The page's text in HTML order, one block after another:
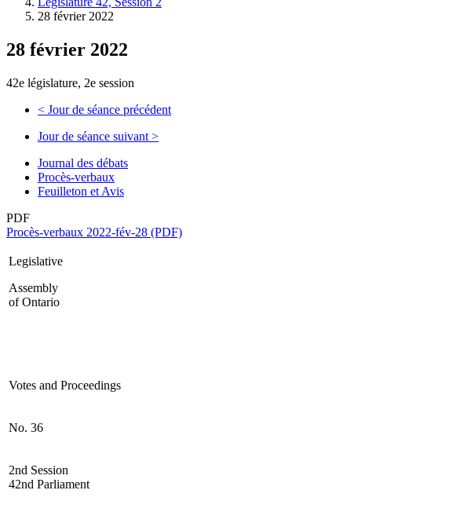
28 février 2022
28 février 2022
42e législature, 2e session
< Jour de séance précédent
Jour de séance suivant >
Journal des débats
Procès-verbaux
Feuilleton et Avis
PDF
Procès-verbaux 2022-fév-28 (PDF)
Legislative
Assembly
of Ontario
Votes and Proceedings
No. 36
2nd Session
42nd Parliament